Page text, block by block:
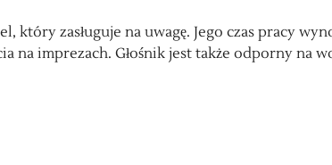
który zasługuje na uwagę. Jego czas pracy
na imprezach. Głośnik jest także odporny na